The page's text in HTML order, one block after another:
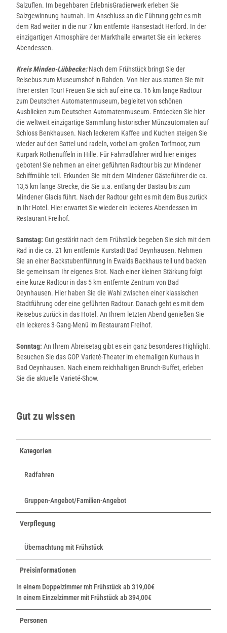
Salzuflen. Im begehbaren ErlebnisGradierwerk erleben Sie
Salzgewinnung hautnah. Im Anschluss an die Führung geht es mit
dem Rad weiter in die nur 7 km entfernte Hansestadt Herford. In der
einzigartigen Atmosphäre der Markthalle erwartet Sie ein leckeres
Abendessen.
Kreis Minden-Lübbecke:Nach dem Frühstück bringt Sie der
Reisebus zum Museumshof in Rahden. Von hier aus starten Sie mit
Ihrer ersten Tour! Freuen Sie sich auf eine ca. 16 km lange Radtour
zum Deutschen Automatenmuseum, begleitet von schönen
Ausblicken zum Deutschen Automatenmuseum. Entdecken Sie hier
die weltweit einzigartige Sammlung historischer Münzautomaten auf
Schloss Benkhausen. Nach leckerem Kaffee und Kuchen steigen Sie
wieder auf den Sattel und radeln, vorbei am großen Torfmoor, zum
Kurpark Rothenuffeln in Hille. Für Fahrradfahrer wird hier einiges
geboten! Sie nehmen an einer geführten Radtour bis zur Mindener
Schiffmühle teil. Erkunden Sie mit dem Mindener Gästeführer die ca.
13,5 km lange Strecke, die Sie u.a. entlang der Bastau bis zum
Mindener Glacis führt. Nach der Radtour geht es mit dem Bus zurück
in Ihr Hotel. Hier erwartet Sie wieder ein leckeres Abendessen im
Restaurant Freihof.
Samstag: Gut gestärkt nach dem Frühstück begeben Sie sich mit dem
Rad in die ca. 21 km entfernte Kurstadt Bad Oeynhausen. Nehmen
Sie an einer Backstubenführung in Ewalds Backhaus teil und backen
Sie gemeinsam Ihr eigenes Brot. Nach einer kleinen Stärkung folgt
eine kurze Radtour in das 5 km entfernte Zentrum von Bad
Oeynhausen. Hier haben Sie die Wahl zwischen einer klassischen
Stadtführung oder eine geführten Radtour. Danach geht es mit dem
Reisebus zurück in das Hotel. An Ihrem letzten Abend genießen Sie
ein leckeres 3-Gang-Menü im Restaurant Freihof.
Sonntag: An Ihrem Abreisetag gibt es ein ganz besonderes Highlight.
Besuchen Sie das GOP Varieté-Theater im ehemaligen Kurhaus in
Bad Oeynhausen. Nach einem reichhaltigen Brunch-Buffet, erleben
Sie die aktuelle Varieté-Show.
Gut zu wissen
Kategorien
Radfahren
Gruppen-Angebot/Familien-Angebot
Verpflegung
Übernachtung mit Frühstück
Preisinformationen
In einem Doppelzimmer mit Frühstück ab 319,00€
In einem Einzelzimmer mit Frühstück ab 394,00€
Personen